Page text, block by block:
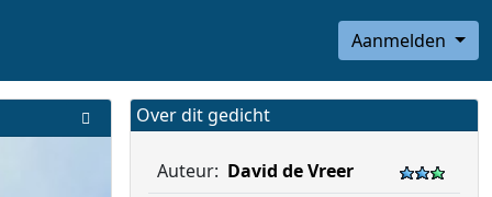
Aanmelden
Over dit gedicht
Auteur: David de Vreer